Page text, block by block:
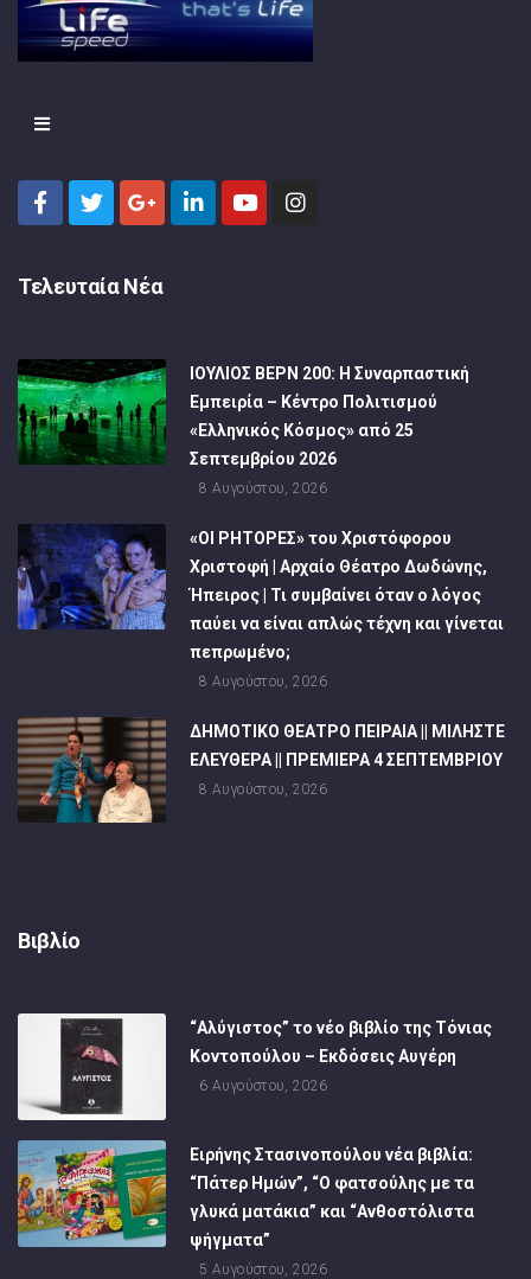
Τελευταία Νέα
ΙΟΥΛΙΟΣ ΒΕΡΝ 200: Η Συναρπαστική
Εμπειρία – Κέντρο Πολιτισμού
«Ελληνικός Κόσμος» από 25
Σεπτεμβρίου 2026
8 Αυγούστου, 2026
«ΟΙ ΡΗΤΟΡΕΣ» του Χριστόφορου
Χριστοφή | Αρχαίο Θέατρο Δωδώνης,
Ήπειρος | Τι συμβαίνει όταν ο λόγος
παύει να είναι απλώς τέχνη και γίνεται
πεπρωμένο;
8 Αυγούστου, 2026
ΔΗΜΟΤΙΚΟ ΘΕΑΤΡΟ ΠΕΙΡΑΙΑ || ΜΙΛΗΣΤΕ
ΕΛΕΥΘΕΡΑ || ΠΡΕΜΙΕΡΑ 4 ΣΕΠΤΕΜΒΡΙΟΥ
8 Αυγούστου, 2026
Βιβλίο
“Αλύγιστος” το νέο βιβλίο της Τόνιας
Κοντοπούλου – Εκδόσεις Αυγέρη
6 Αυγούστου, 2026
Ειρήνης Στασινοπούλου νέα βιβλία:
“Πάτερ Ημών”, “Ο φατσούλης με τα
γλυκά ματάκια” και “Ανθοστόλιστα
ψήγματα”
5 Αυγούστου, 2026